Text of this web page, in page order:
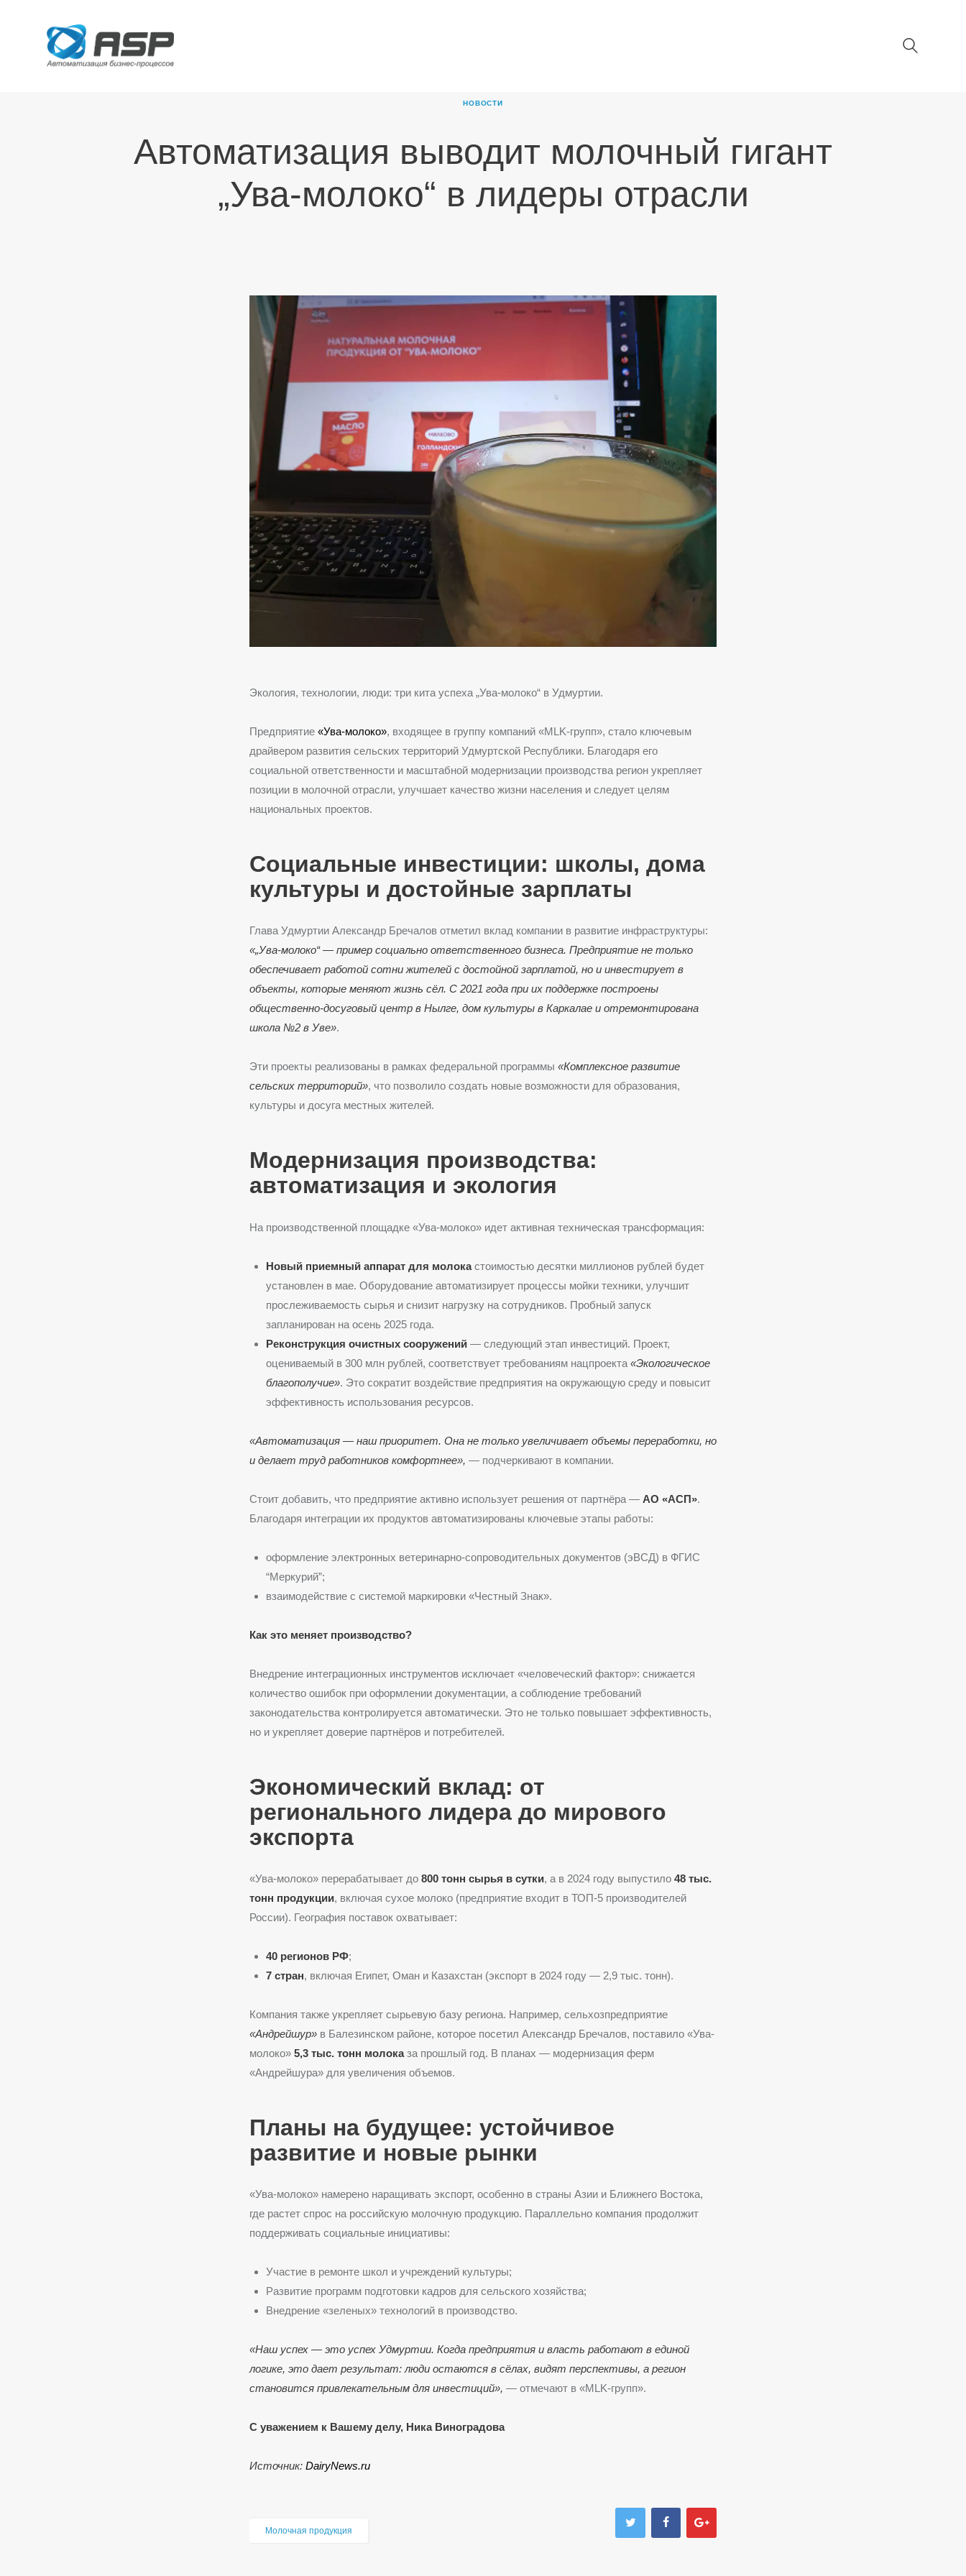
НОВОСТИ
Автоматизация выводит молочный гигант
„Ува-молоко“ в лидеры отрасли
НОВОСТИ
КАРЬЕРА
Экология, технологии, люди: три кита успеха „Ува-молоко“ в Удмуртии.
Предприятие «Ува-молоко», входящее в группу компаний «MLK-групп», стало ключевым
драйвером развития сельских территорий Удмуртской Республики. Благодаря его
социальной ответственности и масштабной модернизации производства регион укрепляет
позиции в молочной отрасли, улучшает качество жизни населения и следует целям
национальных проектов.
Социальные инвестиции: школы, дома
культуры и достойные зарплаты
Глава Удмуртии Александр Бречалов отметил вклад компании в развитие инфраструктуры:
«„Ува-молоко“ — пример социально ответственного бизнеса. Предприятие не только
обеспечивает работой сотни жителей с достойной зарплатой, но и инвестирует в
объекты, которые меняют жизнь сёл. С 2021 года при их поддержке построены
общественно-досуговый центр в Нылге, дом культуры в Каркалае и отремонтирована
школа №2 в Уве».
Эти проекты реализованы в рамках федеральной программы «Комплексное развитие
сельских территорий», что позволило создать новые возможности для образования,
культуры и досуга местных жителей.
Модернизация производства:
автоматизация и экология
На производственной площадке «Ува-молоко» идет активная техническая трансформация:
Новый приемный аппарат для молокастоимостью десятки миллионов рублей будет
установлен в мае. Оборудование автоматизирует процессы мойки техники, улучшит
прослеживаемость сырья и снизит нагрузку на сотрудников. Пробный запуск
запланирован на осень 2025 года.
Реконструкция очистных сооружений— следующий этап инвестиций. Проект,
оцениваемый в 300 млн рублей, соответствует требованиям нацпроекта «Экологическое
благополучие». Это сократит воздействие предприятия на окружающую среду и повысит
эффективность использования ресурсов.
«Автоматизация — наш приоритет. Она не только увеличивает объемы переработки, но
и делает труд работников комфортнее», — подчеркивают в компании.
Стоит добавить, что предприятие активно использует решения от партнёра — АО «АСП».
Благодаря интеграции их продуктов автоматизированы ключевые этапы работы:
оформление электронных ветеринарно-сопроводительных документов (эВСД) в ФГИС
“Меркурий”;
взаимодействие с системой маркировки «Честный Знак».
Как это меняет производство?
Внедрение интеграционных инструментов исключает «человеческий фактор»: снижается
количество ошибок при оформлении документации, а соблюдение требований
законодательства контролируется автоматически. Это не только повышает эффективность,
но и укрепляет доверие партнёров и потребителей.
Экономический вклад: от
регионального лидера до мирового
экспорта
«Ува-молоко» перерабатывает до 800 тонн сырья в сутки, а в 2024 году выпустило 48 тыс.
тонн продукции, включая сухое молоко (предприятие входит в ТОП-5 производителей
России). География поставок охватывает:
40 регионов РФ;
7 стран, включая Египет, Оман и Казахстан (экспорт в 2024 году — 2,9 тыс. тонн).
Компания также укрепляет сырьевую базу региона. Например, сельхозпредприятие
«Андрейшур» в Балезинском районе, которое посетил Александр Бречалов, поставило «Ува-
молоко» 5,3 тыс. тонн молоказа прошлый год. В планах — модернизация ферм
«Андрейшура» для увеличения объемов.
Планы на будущее: устойчивое
развитие и новые рынки
«Ува-молоко» намерено наращивать экспорт, особенно в страны Азии и Ближнего Востока,
где растет спрос на российскую молочную продукцию. Параллельно компания продолжит
поддерживать социальные инициативы:
Участие в ремонте школ и учреждений культуры;
Развитие программ подготовки кадров для сельского хозяйства;
Внедрение «зеленых» технологий в производство.
«Наш успех — это успех Удмуртии. Когда предприятия и власть работают в единой
логике, это дает результат: люди остаются в сёлах, видят перспективы, а регион
становится привлекательным для инвестиций», — отмечают в «MLK-групп».
С уважением к Вашему делу, Ника Виноградова
Источник: DairyNews.ru
Молочная продукция